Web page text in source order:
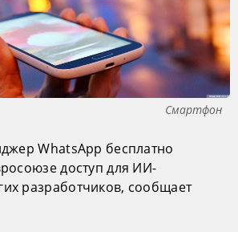
Смартфон
WhatsApp бесплатно
доступ для ИИ-
разработчиков, сообщает